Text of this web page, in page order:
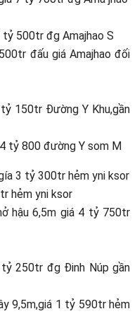
500tr đg Amajhao S
đấu giá Amajhao đối
150tr Đường Y Khu,gần
tỷ 800 đường Y som M
3 tỷ 300tr hẻm yni ksor
hẻm yni ksor
hậu 6,5m giá 4 tỷ 750tr
250tr đg Đinh Núp gần
9,5m,giá 1 tỷ 590tr hẻm